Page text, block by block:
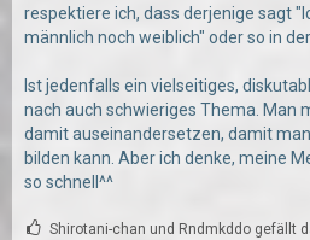
respektiere ich, dass derjenige sagt
männlich noch weiblich" oder so in
Ist jedenfalls ein vielseitiges,
nach auch schwieriges Thema. Man
damit auseinandersetzen, damit
bilden kann. Aber ich denke, meine
so schnell^^
Shirotani-chan und Rndmkddo gefällt